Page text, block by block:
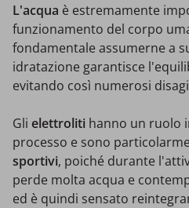
L'acqua è estremamente
funzionamento del corpo
fondamentale assumerne a
idratazione garantisce
evitando così numerosi
Gli elettroliti hanno un ruolo
processo e sono
sportivi, poiché durante
perde molta acqua e
ed è quindi sensato